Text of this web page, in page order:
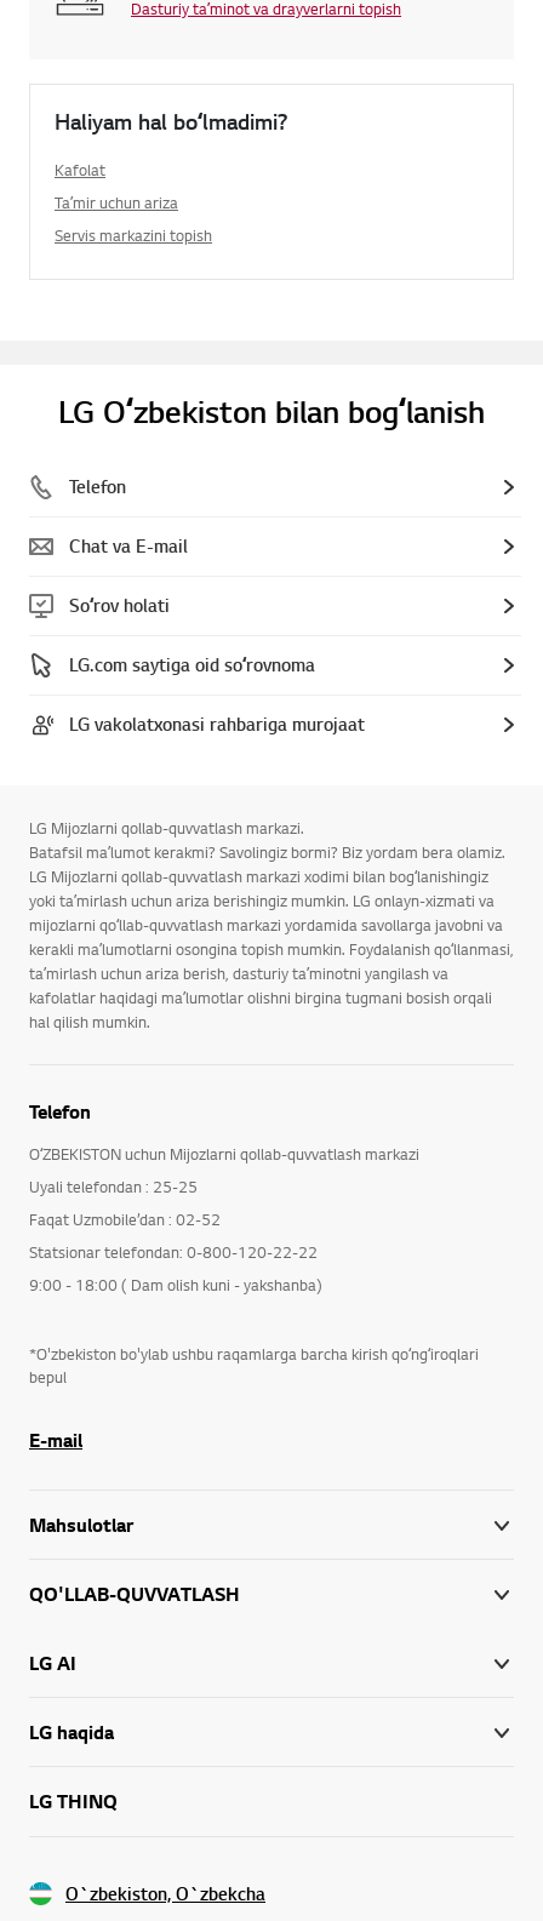
Dasturiy taʼminot va drayverlarni topish
Haliyam hal boʻlmadimi?
Kafolat
Taʼmir uchun ariza
Servis markazini topish
LG Oʻzbekiston bilan bogʻlanish
Telefon
Chat va E-mail
Soʻrov holati
LG.com saytiga oid soʻrovnoma
LG vakolatxonasi rahbariga murojaat
LG Mijozlarni qollab-quvvatlash markazi.
Batafsil maʼlumot kerakmi? Savolingiz bormi? Biz yordam bera olamiz.
LG Mijozlarni qollab-quvvatlash markazi xodimi bilan bogʻlanishingiz
yoki taʼmirlash uchun ariza berishingiz mumkin. LG onlayn-xizmati va
mijozlarni qoʻllab-quvvatlash markazi yordamida savollarga javobni va
kerakli maʼlumotlarni osongina topish mumkin. Foydalanish qoʻllanmasi,
taʼmirlash uchun ariza berish, dasturiy taʼminotni yangilash va
kafolatlar haqidagi maʼlumotlar olishni birgina tugmani bosish orqali
hal qilish mumkin.
Telefon
OʻZBEKISTON uchun Mijozlarni qollab-quvvatlash markazi
Uyali telefondan : 25-25
Faqat Uzmobile’dan : 02-52
Statsionar telefondan: 0-800-120-22-22
9:00 - 18:00 ( Dam olish kuni - yakshanba)
*O'zbekiston bo'ylab ushbu raqamlarga barcha kirish qoʻngʻiroqlari
bepul
E-mail
Mahsulotlar
QO'LLAB-QUVVATLASH
LG AI
LG haqida
LG THINQ
O`zbekiston, O`zbekcha